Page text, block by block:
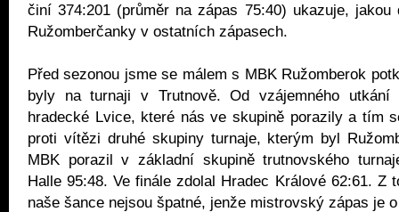
činí 374:201 (průměr na zápas 75:40) ukazuje, jakou
Ružomberčanky v ostatních zápasech.
Před sezonou jsme se málem s MBK Ružomberok
byly na turnaji v Trutnově. Od vzájemného utkání
hradecké Lvice, které nás ve skupině porazily a tím
proti vítězi druhé skupiny turnaje, kterým byl
MBK porazil v základní skupině trutnovského
Halle 95:48. Ve finále zdolal Hradec Králové 62:61. Z
naše šance nejsou špatné, jenže mistrovský zápas je